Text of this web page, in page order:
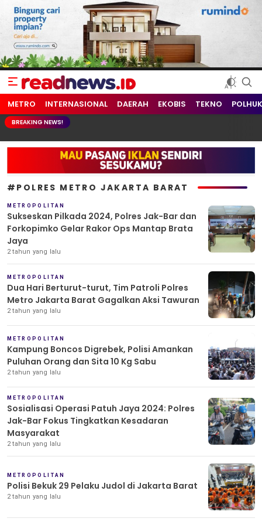
readnews.id
Berita Terkini, Update Terbaru Hari ini dari Indonesia dan Dunia
METRO INTERNASIONAL DAERAH EKOBIS TEKNO
BREAKING NEWS!
#POLRES METRO JAKARTA BARAT
METROPOLITAN
Sukseskan Pilkada 2024, Polres Jak-Bar dan
Forkopimko Gelar Rakor Ops Mantap Brata
Jaya
2 tahun yang lalu
METROPOLITAN
Dua Hari Berturut-turut, Tim Patroli Polres
Metro Jakarta Barat Gagalkan Aksi Tawuran
2 tahun yang lalu
METROPOLITAN
Kampung Boncos Digrebek, Polisi Amankan
Puluhan Orang dan Sita 10 Kg Sabu
2 tahun yang lalu
METROPOLITAN
Sosialisasi Operasi Patuh Jaya 2024: Polres
Jak-Bar Fokus Tingkatkan Kesadaran
Masyarakat
2 tahun yang lalu
METROPOLITAN
Polisi Bekuk 29 Pelaku Judol di Jakarta Barat
2 tahun yang lalu